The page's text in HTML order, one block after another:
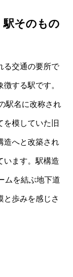
駅そのもの
る交通の要所で
する駅です。
駅名に改称され
を模していた旧
造へと改築され
います。駅構造
ムを結ぶ地下道
と歩みを感じさ